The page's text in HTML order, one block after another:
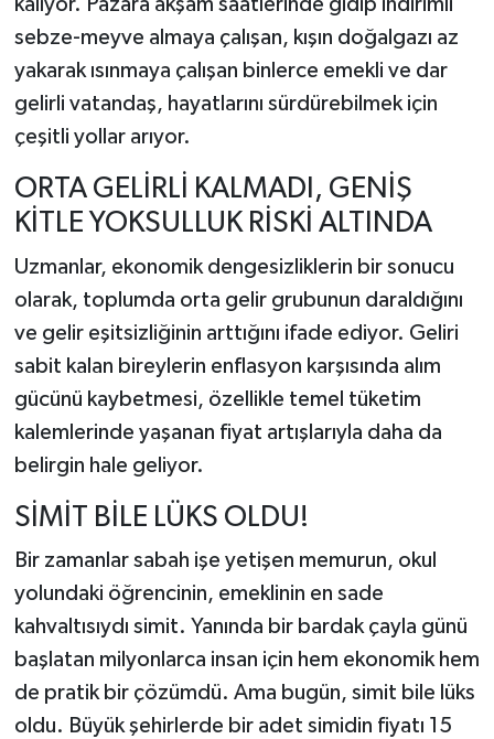
kalıyor. Pazara akşam saatlerinde gidip indirimli
sebze-meyve almaya çalışan, kışın doğalgazı az
yakarak ısınmaya çalışan binlerce emekli ve dar
gelirli vatandaş, hayatlarını sürdürebilmek için
çeşitli yollar arıyor.
ORTA GELİRLİ KALMADI, GENİŞ
KİTLE YOKSULLUK RİSKİ ALTINDA
Uzmanlar, ekonomik dengesizliklerin bir sonucu
olarak, toplumda orta gelir grubunun daraldığını
ve gelir eşitsizliğinin arttığını ifade ediyor. Geliri
sabit kalan bireylerin enflasyon karşısında alım
gücünü kaybetmesi, özellikle temel tüketim
kalemlerinde yaşanan fiyat artışlarıyla daha da
belirgin hale geliyor.
SİMİT BİLE LÜKS OLDU!
Bir zamanlar sabah işe yetişen memurun, okul
yolundaki öğrencinin, emeklinin en sade
kahvaltısıydı simit. Yanında bir bardak çayla günü
başlatan milyonlarca insan için hem ekonomik hem
de pratik bir çözümdü. Ama bugün, simit bile lüks
oldu. Büyük şehirlerde bir adet simidin fiyatı 15